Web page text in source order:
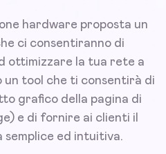
hardware proposta un
ci consentiranno di
ottimizzare la tua rete a
tool che ti consentirà di
grafico della pagina di
e di fornire ai clienti il
semplice ed intuitiva.